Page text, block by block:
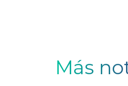
Más